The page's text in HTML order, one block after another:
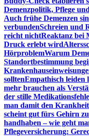
Demenzpolitik, Pflege
Auch frühe Demenzen
verbundenSchreien und
reicht nichtReaktanz bei
Druck erlebt wird
HörproblemWarum
Standortbestimmung
solltenEmpathisch leiden
mehr brauchen als
der stille
man damit den
scheint gut fürs Gehirn
handhaben – wie geht
Pflegeversicherung: